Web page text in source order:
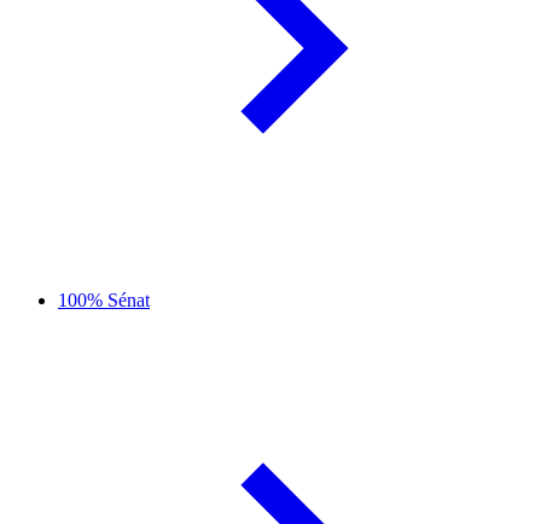
100% Sénat